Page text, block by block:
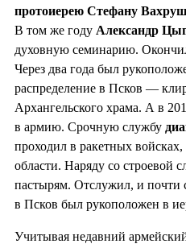
протоиерею Стефану
В том же году Александр
духовную семинарию.
Через два года был
распределение в Псков —
Архангельского храма. А в
в армию. Срочную службу
проходил в ракетных
области. Наряду со строевой
пастырям. Отслужил, и почти
в Псков был рукоположен в
Учитывая недавний